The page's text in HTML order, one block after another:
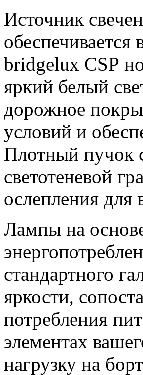
Источник
bridgelux CSP
яркий белый
дорожное
условий и
Плотный пучок
светотеневой
ослепления для
Лампы на
стандартного
яркости,
потребления
элементах
нагрузку на